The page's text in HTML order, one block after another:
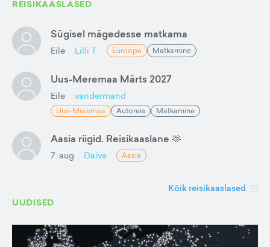
REISIKAASLASED
Sügisel mägedesse matkama
Eile Lilli T Euroopa Matkamine
Uus-Meremaa Märts 2027
Eile vandermand
Uus-Meremaa Autoreis Matkamine
Aasia riigid. Reisikaaslane 🫶
7. aug Daiva Aasia
Kõik reisikaaslased
UUDISED